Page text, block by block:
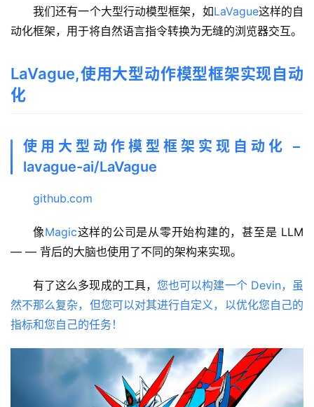
程
关
于
我
我们还有一个大型行动模型框架，如LaVague这样的自
动化框架，用于将自然语言指令转换为无缝的浏览器交互。
LaVague,使用大型动作模型框架实现自动
化
使用大型动作模型框架实现自动化 –
lavague-ai/LaVague
github.com
像Magic这样的公司是从零开始构建的，甚至是 LLM
— — 背后的大脑也使用了不同的架构来实现。
有了这么多现成的工具， 您也可以构建一个 Devin，虽
然不那么复杂，但您可以对其进行自定义，以优化您自己的
指标和您自己的任务！